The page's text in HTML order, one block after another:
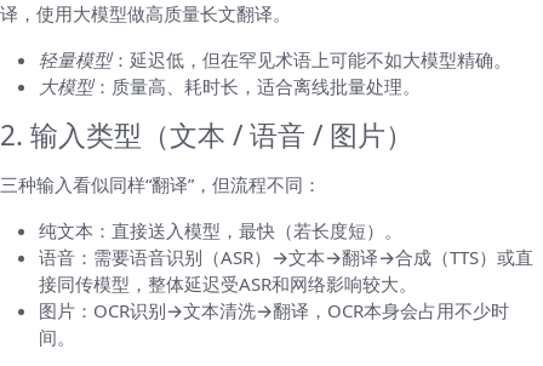
译，使用大模型做高质量长文翻译。
轻量模型：延迟低，但在罕见术语上可能不如大模型精确。
大模型：质量高、耗时长，适合离线批量处理。
2. 输入类型（文本 / 语音 / 图片）
三种输入看似同样“翻译”，但流程不同：
纯文本：直接送入模型，最快（若长度短）。
语音：需要语音识别（ASR）→文本→翻译→合成（TTS）或直
接同传模型，整体延迟受ASR和网络影响较大。
图片：OCR识别→文本清洗→翻译，OCR本身会占用不少时
间。